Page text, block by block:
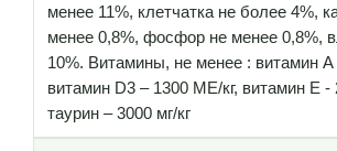
менее 11%, клетчатка не более 4%,
менее 0,8%, фосфор не менее 0,8%,
10%. Витамины, не менее : витамин А
витамин D3 – 1300 МЕ/кг, витамин Е -
таурин – 3000 мг/кг